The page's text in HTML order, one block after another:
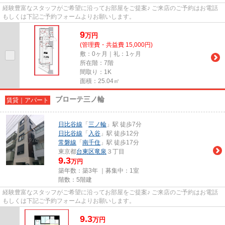
経験豊富なスタッフがご希望に沿ってお部屋をご提案♪ ご来店のご予約はお電話
もしくは下記ご予約フォームよりお願いします。
9万円
(管理費・共益費 15,000円)
敷：0ヶ月｜礼：1ヶ月
所在階：7階
間取り：1K
面積：25.04㎡
賃貸｜アパート ブローテ三ノ輪
日比谷線 「 三ノ輪 」駅 徒歩7分
日比谷線 「 入谷 」駅 徒歩12分
常磐線 「 南千住 」駅 徒歩17分
東京都台東区竜泉 ３丁目
9.3万円
築年数：築3年 ｜募集中： 1室
階数：5階建
経験豊富なスタッフがご希望に沿ってお部屋をご提案♪ ご来店のご予約はお電話
もしくは下記ご予約フォームよりお願いします。
9.3万円